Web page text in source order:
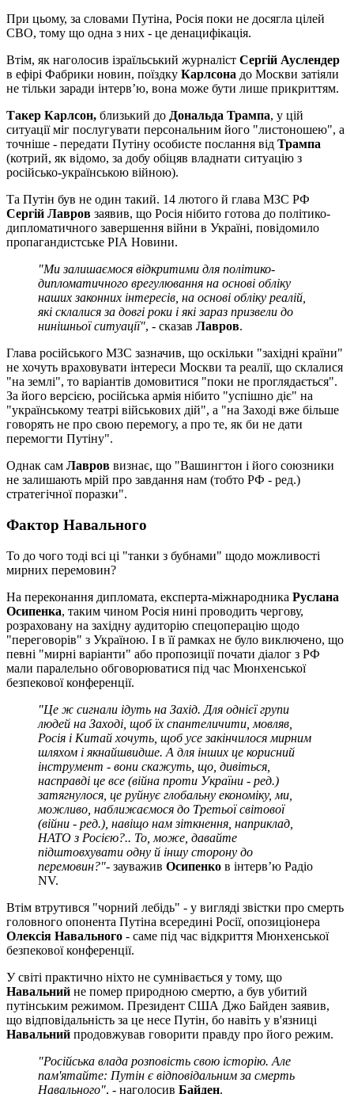
При цьому, за словами Путіна, Росія поки не досягла цілей
СВО, тому що одна з них - це денацифікація.
Втім, як наголосив ізраїльський журналіст Сергій Ауслендер
в ефірі Фабрики новин, поїздку Карлсона до Москви затіяли
не тільки заради інтерв’ю, вона може бути лише прикриттям.
Такер Карлсон, близький до Дональда Трампа, у цій
ситуації міг послугувати персональним його "листоношею", а
точніше - передати Путіну особисте послання від Трампа
(котрий, як відомо, за добу обіцяв владнати ситуацію з
російсько-українською війною).
Та Путін був не один такий. 14 лютого й глава МЗС РФ
Сергій Лавров заявив, що Росія нібито готова до політико-
дипломатичного завершення війни в Україні, повідомило
пропагандистське РІА Новини.
"Ми залишаємося відкритими для політико-
дипломатичного врегулювання на основі обліку
наших законних інтересів, на основі обліку реалій,
які склалися за довгі роки і які зараз призвели до
нинішньої ситуації", - сказав Лавров.
Глава російського МЗС зазначив, що оскільки "західні країни"
не хочуть враховувати інтереси Москви та реалії, що склалися
"на землі", то варіантів домовитися "поки не проглядається".
За його версією, російська армія нібито "успішно діє" на
"українському театрі військових дій", а "на Заході вже більше
говорять не про свою перемогу, а про те, як би не дати
перемогти Путіну".
Однак сам Лавров визнає, що "Вашингтон і його союзники
не залишають мрій про завдання нам (тобто РФ - ред.)
стратегічної поразки".
Фактор Навального
То до чого тоді всі ці "танки з бубнами" щодо можливості
мирних перемовин?
На переконання дипломата, експерта-міжнародника Руслана
Осипенка, таким чином Росія нині проводить чергову,
розраховану на західну аудиторію спецоперацію щодо
"переговорів" з Україною. І в її рамках не було виключено, що
певні "мирні варіанти" або пропозиції почати діалог з РФ
мали паралельно обговорюватися під час Мюнхенської
безпекової конференції.
"Це ж сигнали ідуть на Захід. Для однієї групи
людей на Заході, щоб їх спантеличити, мовляв,
Росія і Китай хочуть, щоб усе закінчилося мирним
шляхом і якнайшвидше. А для інших це корисний
інструмент - вони скажуть, що, дивіться,
насправді це все (війна проти України - ред.)
затягнулося, це руйнує глобальну економіку, ми,
можливо, наближаємося до Третьої світової
(війни - ред.), навіщо нам зіткнення, наприклад,
НАТО з Росією?.. То, може, давайте
підштовхувати одну й іншу сторону до
перемовин?"- зауважив Осипенко в інтерв’ю Радіо
NV.
Втім втрутився "чорний лебідь" - у вигляді звістки про смерть
головного опонента Путіна всередині Росії, опозиціонера
Олексія Навального - саме під час відкриття Мюнхенської
безпекової конференції.
У світі практично ніхто не сумнівається у тому, що
Навальний не помер природною смертю, а був убитий
путінським режимом. Президент США Джо Байден заявив,
що відповідальність за це несе Путін, бо навіть у в'язниці
Навальний продовжував говорити правду про його режим.
"Російська влада розповість свою історію. Але
пам'ятайте: Путін є відповідальним за смерть
Навального", - наголосив Байден.